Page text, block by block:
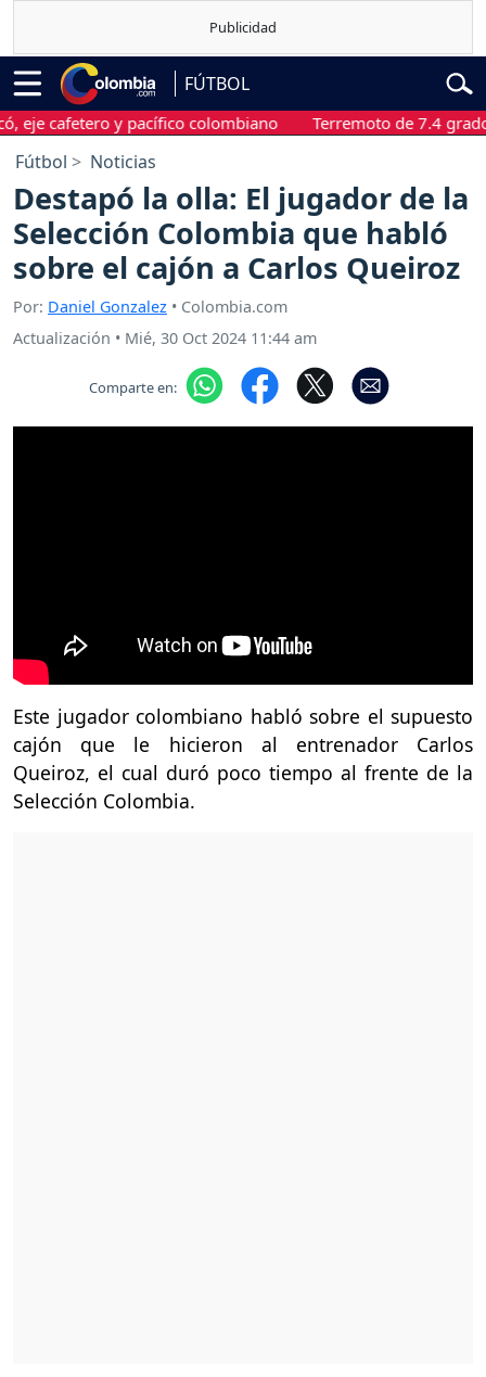
FÚTBOL
cafetero y pacífico colombiano Terremoto de 7.4 grados
Fútbol Noticias
Destapó la olla: El jugador de la
Selección Colombia que habló
sobre el cajón a Carlos Queiroz
Por: Daniel Gonzalez • Colombia.com
Actualización • Mié, 30 Oct 2024 11:44 am
Comparte en:
Este jugador colombiano habló sobre el supuesto
cajón que le hicieron al entrenador Carlos
Queiroz, el cual duró poco tiempo al frente de la
Selección Colombia.